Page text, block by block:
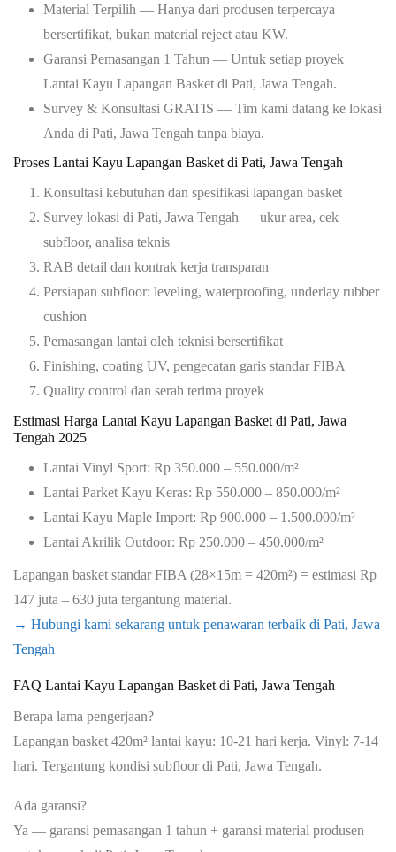
Material Terpilih — Hanya dari produsen terpercaya
bersertifikat, bukan material reject atau KW.
Garansi Pemasangan 1 Tahun — Untuk setiap proyek
Lantai Kayu Lapangan Basket di Pati, Jawa Tengah.
Survey & Konsultasi GRATIS — Tim kami datang ke lokasi
Anda diPati, Jawa Tengah tanpa biaya.
Proses Lantai Kayu Lapangan Basket di Pati, Jawa Tengah
Konsultasi kebutuhan dan spesifikasi lapangan basket
Survey lokasi diPati, Jawa Tengah — ukur area, cek
subfloor, analisa teknis
RAB detail dan kontrak kerja transparan
Persiapan subfloor: leveling, waterproofing, underlay rubber
cushion
Pemasangan lantai oleh teknisi bersertifikat
Finishing, coating UV, pengecatan garis standar FIBA
Quality control dan serah terima proyek
Estimasi Harga Lantai Kayu Lapangan Basket di Pati, Jawa
Tengah 2025
Lantai Vinyl Sport: Rp 350.000 – 550.000/m²
Lantai Parket Kayu Keras: Rp 550.000 – 850.000/m²
Lantai Kayu Maple Import: Rp 900.000 – 1.500.000/m²
Lantai Akrilik Outdoor: Rp 250.000 – 450.000/m²
Lapangan basket standar FIBA (28×15m = 420m²) = estimasi Rp
147 juta – 630 juta tergantung material.
→ Hubungi kami sekarang untuk penawaran terbaik di Pati, Jawa
Tengah
FAQ Lantai Kayu Lapangan Basket di Pati, Jawa Tengah
Berapa lama pengerjaan?
Lapangan basket 420m² lantai kayu: 10-21 hari kerja. Vinyl: 7-14
hari. Tergantung kondisi subfloor di Pati, Jawa Tengah.
Ada garansi?
Ya — garansi pemasangan 1 tahun + garansi material produsen